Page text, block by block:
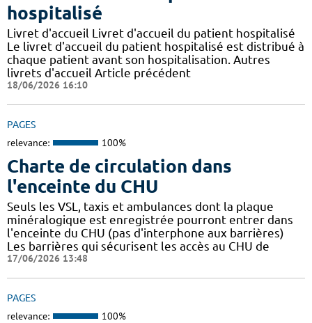
hospitalisé
Livret d'accueil Livret d'accueil du patient hospitalisé
Le livret d'accueil du patient hospitalisé est distribué à
chaque patient avant son hospitalisation. Autres
livrets d'accueil Article précédent
18/06/2026 16:10
PAGES
relevance: 100%
Charte de circulation dans
l'enceinte du CHU
Seuls les VSL, taxis et ambulances dont la plaque
minéralogique est enregistrée pourront entrer dans
l'enceinte du CHU (pas d'interphone aux barrières)
Les barrières qui sécurisent les accès au CHU de
17/06/2026 13:48
PAGES
relevance: 100%